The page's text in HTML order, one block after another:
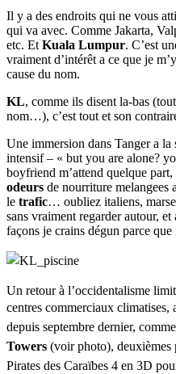
Il y a des endroits qui ne vous
qui va avec. Comme Jakarta,
etc. Et Kuala Lumpur. C’est
vraiment d’intérêt a ce que je
cause du nom.
KL, comme ils disent la-bas
nom…), c’est tout et son
Une immersion dans Tanger a la
intensif – « but you are alone?
boyfriend m’attend quelque
odeurs de nourriture melangees
le trafic… oubliez italiens,
sans vraiment regarder autour,
façons je crains dégun parce
Un retour à l’occidentalisme
centres commerciaux climatises,
depuis septembre dernier,
Towers (voir photo), deuxièmes
Pirates des Caraïbes 4 en 3D